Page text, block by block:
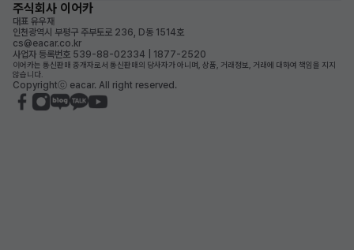
주식회사 이어카
대표 유우재
인천광역시 부평구 주부토로 236, D동 1514호
cs@eacar.co.kr
사업자 등록번호 539-88-02334 | 1877-2520
이어카는 통신판매 중개자로서 통신판매의 당사자가 아니며, 상품, 거래정보, 거래에 대하여 책임을 지지
않습니다.
Copyrightⓒ eacar. All right reserved.